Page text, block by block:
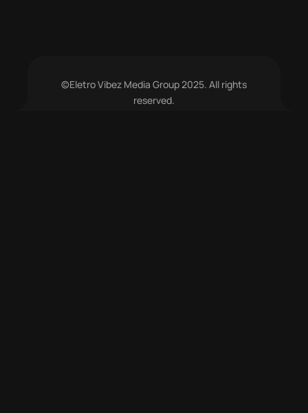
©Eletro Vibez Media Group 2025. All rights
reserved.